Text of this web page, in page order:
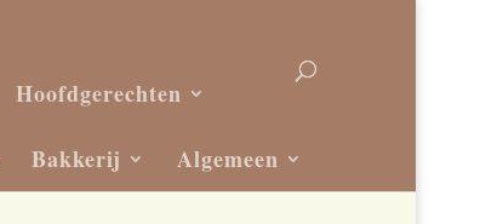
Hoofdgerechten
Bakkerij Algemeen